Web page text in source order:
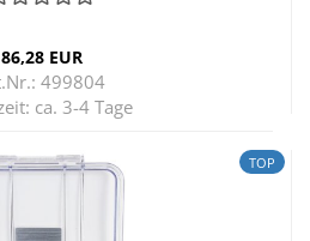
86,28 EUR
499804
ca. 3-4 Tage
TOP